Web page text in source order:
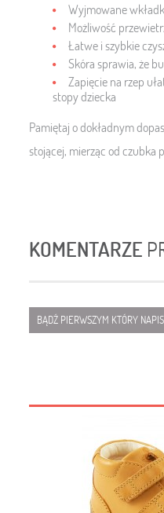
Wyjmowane
Możliwość
Łatwe i szybkie
Skóra sprawia, że
Zapięcie na rzep
stopy dziecka
Pamiętaj o dokładnym
stojącej, mierząc od czubka
KOMENTARZE
BĄDŹ PIERWSZYM KTÓRY